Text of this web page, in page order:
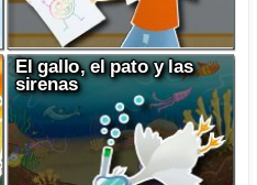
El gallo, el pato y las
sirenas